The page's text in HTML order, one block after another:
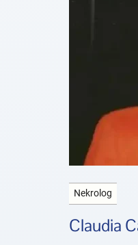
Nekrolog
Claudia